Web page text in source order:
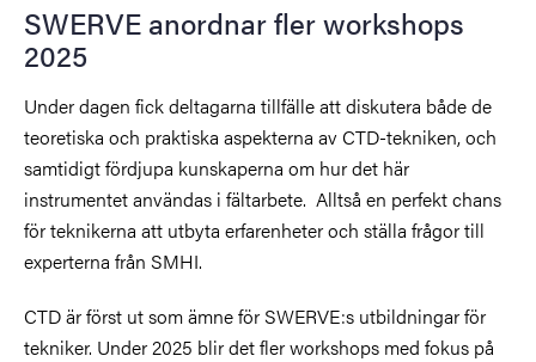
SWERVE anordnar fler workshops
2025
Under dagen fick deltagarna tillfälle att diskutera både de
teoretiska och praktiska aspekterna av CTD-tekniken, och
samtidigt fördjupa kunskaperna om hur det här
instrumentet användas i fältarbete. Alltså en perfekt chans
för teknikerna att utbyta erfarenheter och ställa frågor till
experterna från SMHI.
CTD är först ut som ämne för SWERVE:s utbildningar för
tekniker. Under 2025 blir det fler workshops med fokus på